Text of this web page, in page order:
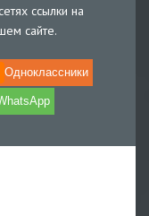
ссылки на
сайте.
Одноклассники